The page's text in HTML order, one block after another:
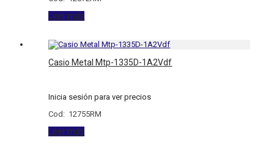
Leer más
Casio Metal Mtp-1335D-1A2Vdf
Inicia sesión para ver precios
Cod: 12755RM
Leer más